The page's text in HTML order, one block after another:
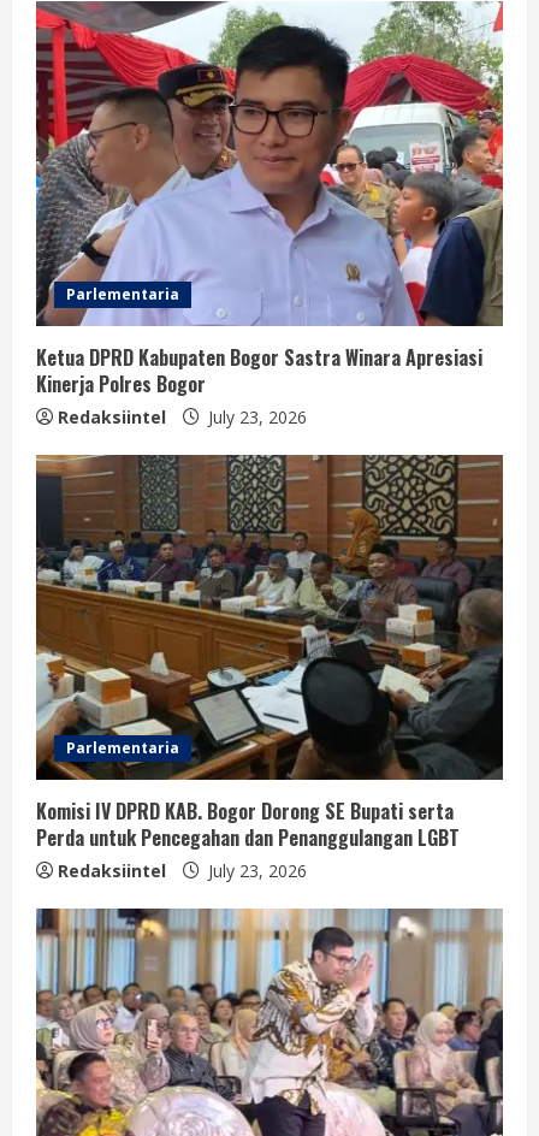
Parlementaria
Ketua DPRD Kabupaten Bogor Sastra Winara Apresiasi
Kinerja Polres Bogor
Redaksiintel July 23, 2026
Parlementaria
Komisi IV DPRD KAB. Bogor Dorong SE Bupati serta
Perda untuk Pencegahan dan Penanggulangan LGBT
Redaksiintel July 23, 2026